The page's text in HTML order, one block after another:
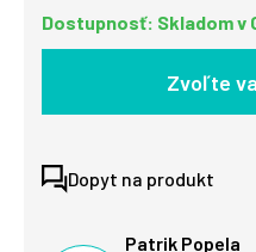
Dostupnosť: Skladom v
Zvoľte
Dopyt na produkt
Patrik Popela